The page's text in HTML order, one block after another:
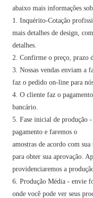
abaixo mais informações
1. Inquérito-Cotação
mais detalhes de design,
detalhes.
2. Confirme o preço, prazo
3. Nossas vendas enviam a
faz o pedido on-line para
4. O cliente faz o
bancário.
5. Fase inicial de produção
pagamento e faremos o
amostras de acordo com
para obter sua aprovação.
providenciaremos a
6. Produção Média - envie
onde você pode ver seus